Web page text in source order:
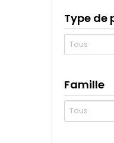
Type de
Famille